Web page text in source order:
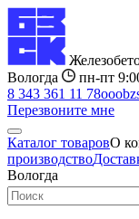
Вологда
пн-пт
8 343 361 11 78
Перезвоните мне
Каталог товаровО
производство
Вологда